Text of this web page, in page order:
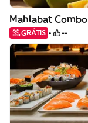
Mahlabat Combo
GRÁTIS --